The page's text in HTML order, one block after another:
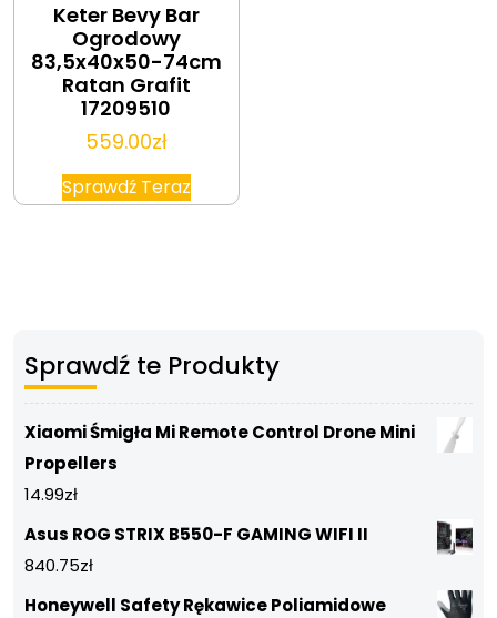
Keter Bevy Bar
Ogrodowy
83,5x40x50-74cm
Ratan Grafit
17209510
559.00zł
Sprawdź Teraz
Sprawdź te Produkty
Xiaomi Śmigła Mi Remote Control Drone Mini
Propellers
14.99zł
Asus ROG STRIX B550-F GAMING WIFI II
840.75zł
Honeywell Safety Rękawice Poliamidowe